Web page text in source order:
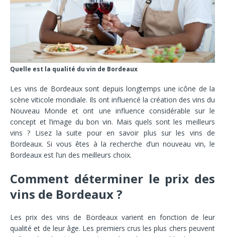
Quelle est la qualité du vin de Bordeaux
Les vins de Bordeaux sont depuis longtemps une icône de la
scène viticole mondiale. Ils ont influencé la création des vins du
Nouveau Monde et ont une influence considérable sur le
concept et l’image du bon vin. Mais quels sont les meilleurs
vins ? Lisez la suite pour en savoir plus sur les vins de
Bordeaux. Si vous êtes à la recherche d’un nouveau vin, le
Bordeaux est l’un des meilleurs choix.
Comment déterminer le prix des
vins de Bordeaux ?
Les prix des vins de Bordeaux varient en fonction de leur
qualité et de leur âge. Les premiers crus les plus chers peuvent